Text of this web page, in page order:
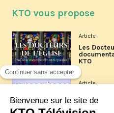
KTO vous propose
Article
Les
KTO
Article
Les